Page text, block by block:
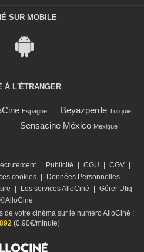
SUR MOBILE
À L'ÉTRANGER
Espagne Beyazperde Turquie
Sensacine México Mexique
Publicité CGU CGV
cookies Données Personnelles
Les services AlloCiné
Gérer Utiq
©AlloCiné
de votre cinéma sur le numéro AlloCiné :
(0,90€/minute)